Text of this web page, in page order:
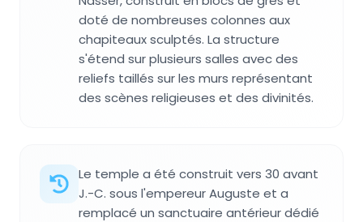
doté de nombreuses colonnes aux
chapiteaux sculptés. La structure
s'étend sur plusieurs salles avec des
reliefs taillés sur les murs représentant
des scènes religieuses et des divinités.
Le temple a été construit vers 30 avant
J.-C. sous l'empereur Auguste et a
remplacé un sanctuaire antérieur dédié